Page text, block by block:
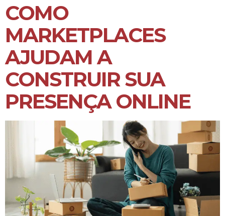
COMO
MARKETPLACES
AJUDAM A
CONSTRUIR SUA
PRESENÇA ONLINE